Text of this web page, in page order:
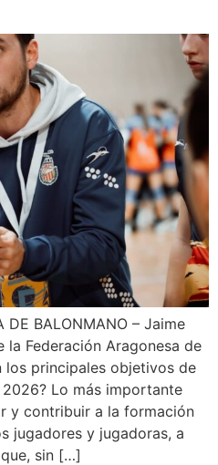
DE BALONMANO – Jaime
Federación Aragonesa de
los principales objetivos de
Lo más importante
y contribuir a la formación
jugadores y jugadoras, a
sin […]